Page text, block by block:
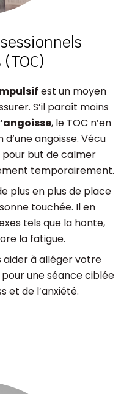
est un moyen
S’il paraît moins
, le TOC n’en
angoisse. Vécu
pour but de calmer
temporairement.
plus en plus de place
touchée. Il en
tels que la honte,
la fatigue.
aider à alléger votre
pour une séance ciblée
et de l’anxiété.